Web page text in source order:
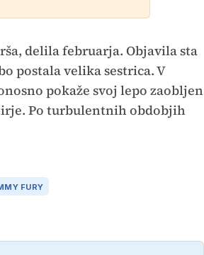
delila februarja. Objavila sta
postala velika sestrica. V
pokaže svoj lepo zaobljen
Po turbulentnih obdobjih
FURY